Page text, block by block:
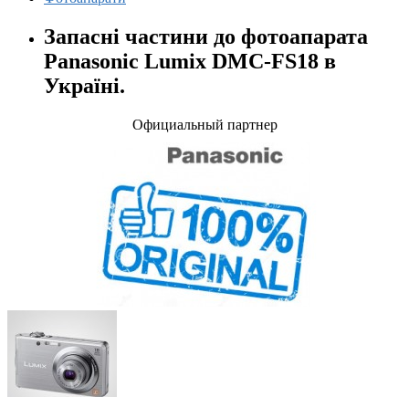
Запасні частини до фотоапарата
Panasonic Lumix DMC-FS18 в
Україні.
Официальный партнер